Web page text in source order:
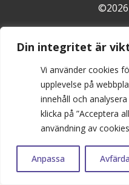
Din integritet är
Vi använder cookies
upplevelse på
innehåll och
klicka på ”Acceptera
användning av
Anpassa
©2026